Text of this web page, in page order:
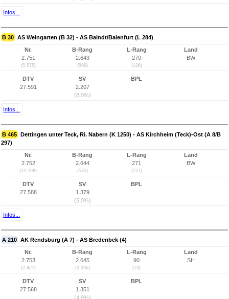
Infos...
B 30 AS Weingarten (B 32) - AS Baindt/Baienfurt (L 284)
Nr.
2.751
(5.575)
B-Rang
2.643
(569)
L-Rang
270
(126)
Land
BW
DTV
27.591
SV
2.207
(8,0%)
BPL
Infos...
B 465 Dettingen unter Teck, Ri. Nabern (K 1250) - AS Kirchheim (Teck)-Ost (A 8/B
297)
Nr.
2.752
(13.598)
B-Rang
2.644
(570)
L-Rang
271
(127)
Land
BW
DTV
27.588
SV
1.379
(5,0%)
BPL
Infos...
A 210 AK Rendsburg (A 7) - AS Bredenbek (4)
Nr.
2.753
(2.427)
B-Rang
2.645
(2.096)
L-Rang
90
(73)
Land
SH
DTV
27.568
SV
1.351
(4,9%)
BPL